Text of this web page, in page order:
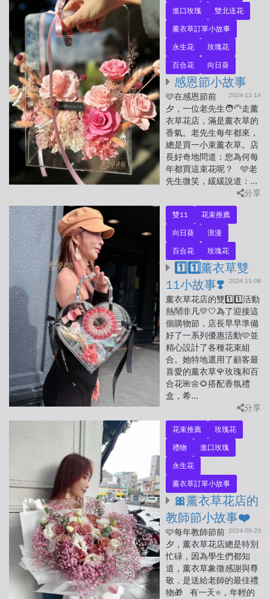
進口玫瑰
雙北送花
薰衣草訂單小故事
永生花
玫瑰花
百合花
向日葵
感恩節小故事
2024-11-14
🩷在感恩節前
夕，一位老先生🧑‍🦳走薰
衣草花店，滿是薰衣草的
香氣。老先生每年都來，
總是買一小束薰衣草。店
長好奇地問道：您為何每
年都買這束花呢？ 🩵老
先生微笑，緩緩說道：...
分享
雙11
花束推薦
向日葵
浪漫
百合花
玫瑰花
1️⃣1️⃣薰衣草雙
11小故事❣️ 2024-11-08
薰衣草花店的雙1️⃣1️⃣活動
熱鬧非凡💛🤍為了迎接這
個購物節，店長早早準備
好了一系列優惠活動🩷並
精心設計了各種花束組
合。她特地選用了顧客最
喜愛的薰衣草🌹玫瑰和百
合花🌺🌼🌻搭配香氛禮
盒，希...
分享
花束推薦
玫瑰花
禮物
進口玫瑰
永生花
薰衣草訂單小故事
🎀薰衣草花店的
教師節小故事❤️
2024-09-23
🩷每年教師節前
夕，薰衣草花店總是特別
忙碌，因為學生們都知
道，薰衣草象徵感謝與尊
敬，是送給老師的最佳禮
物🎁 有一天⭐，年輕的